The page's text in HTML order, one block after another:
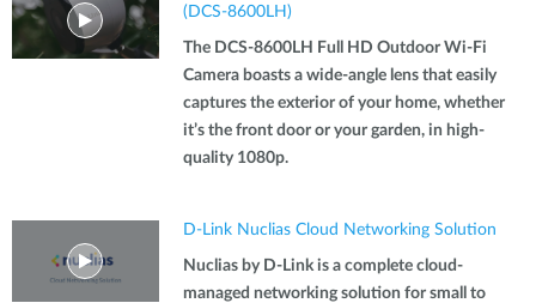
(DCS-8600LH)
The DCS-8600LH Full HD Outdoor Wi-Fi
Camera boasts a wide-angle lens that easily
captures the exterior of your home, whether
it’s the front door or your garden, in high-
quality 1080p.
D-Link Nuclias Cloud Networking Solution
Nuclias by D-Link is a complete cloud-
managed networking solution for small to